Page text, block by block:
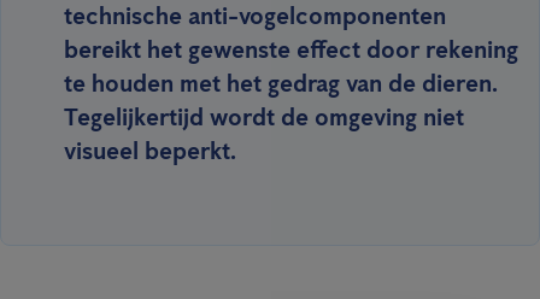
technische anti-vogelcomponenten
bereikt het gewenste effect door rekening
te houden met het gedrag van de dieren.
Tegelijkertijd wordt de omgeving niet
visueel beperkt.